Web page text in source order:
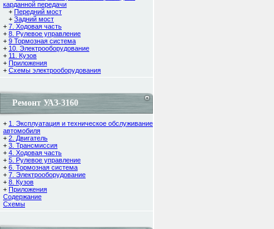
карданной передачи
+ Передний мост
+ Задний мост
+ 7. Ходовая часть
+ 8. Рулевое управление
+ 9 Тормозная система
+ 10. Электрооборудование
+ 11. Кузов
+ Приложения
+ Схемы электрооборудования
Ремонт УАЗ-3160
+ 1. Эксплуатация и техническое обслуживание
автомобиля
+ 2. Двигатель
+ 3. Трансмиссия
+ 4. Ходовая часть
+ 5. Рулевое управление
+ 6. Тормозная система
+ 7. Электрооборудование
+ 8. Кузов
+ Приложения
Содержание
Cхемы